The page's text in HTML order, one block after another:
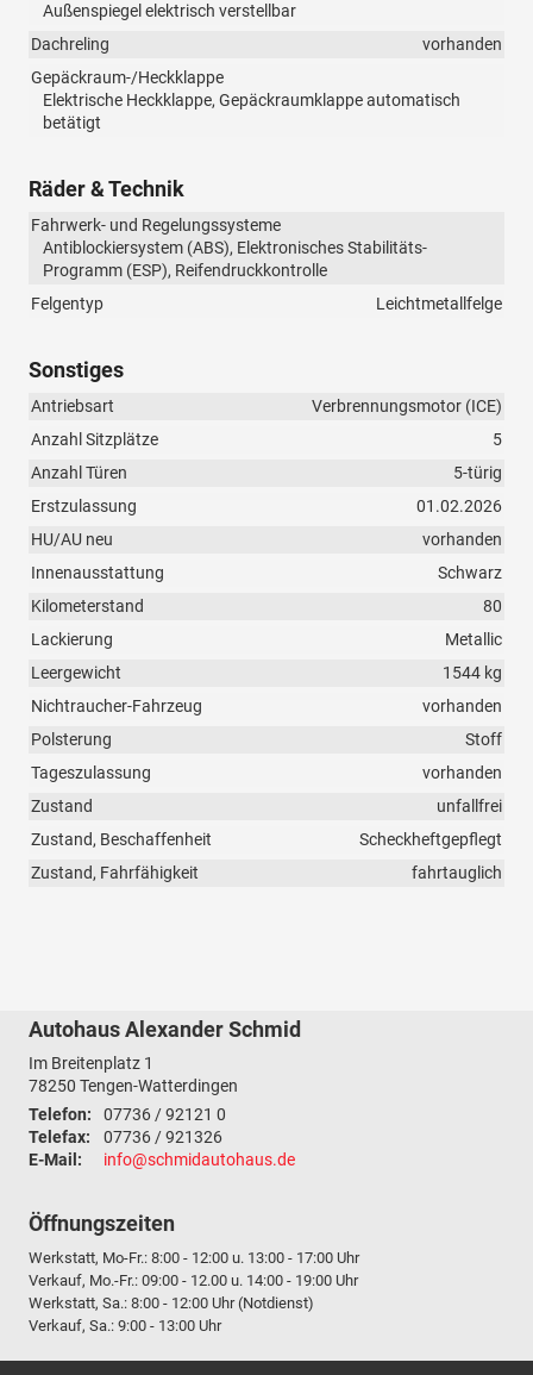
Außenspiegel elektrisch verstellbar
Dachreling
vorhanden
Gepäckraum-/Heckklappe
Elektrische Heckklappe, Gepäckraumklappe automatisch
betätigt
Räder & Technik
Fahrwerk- und Regelungssysteme
Antiblockiersystem (ABS), Elektronisches Stabilitäts-
Programm (ESP), Reifendruckkontrolle
Felgentyp
Leichtmetallfelge
Sonstiges
Antriebsart
Verbrennungsmotor (ICE)
Anzahl Sitzplätze
5
Anzahl Türen
5-türig
Erstzulassung
01.02.2026
HU/AU neu
vorhanden
Innenausstattung
Schwarz
Kilometerstand
80
Lackierung
Metallic
Leergewicht
1544 kg
Nichtraucher-Fahrzeug
vorhanden
Polsterung
Stoff
Tageszulassung
vorhanden
Zustand
unfallfrei
Zustand, Beschaffenheit
Scheckheftgepflegt
Zustand, Fahrfähigkeit
fahrtauglich
Autohaus Alexander Schmid
Im Breitenplatz 1
78250 Tengen-Watterdingen
Telefon:
07736 / 92121 0
Telefax:
07736 / 921326
E-Mail:
info@schmidautohaus.de
Öffnungszeiten
Werkstatt, Mo-Fr.: 8:00 - 12:00 u. 13:00 - 17:00 Uhr
Verkauf, Mo.-Fr.: 09:00 - 12.00 u. 14:00 - 19:00 Uhr
Werkstatt, Sa.: 8:00 - 12:00 Uhr (Notdienst)
Verkauf, Sa.: 9:00 - 13:00 Uhr